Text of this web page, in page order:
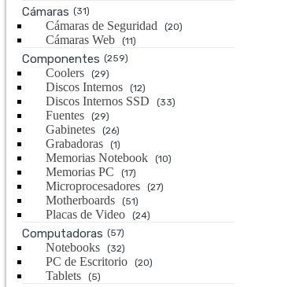
Cámaras (31)
Cámaras de Seguridad (20)
Cámaras Web (11)
Componentes (259)
Coolers (29)
Discos Internos (12)
Discos Internos SSD (33)
Fuentes (29)
Gabinetes (26)
Grabadoras (1)
Memorias Notebook (10)
Memorias PC (17)
Microprocesadores (27)
Motherboards (51)
Placas de Video (24)
Computadoras (57)
Notebooks (32)
PC de Escritorio (20)
Tablets (5)